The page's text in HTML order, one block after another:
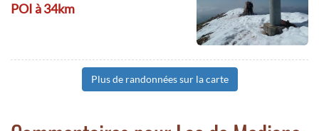
POI à 34km
Plus de randonnées sur la carte